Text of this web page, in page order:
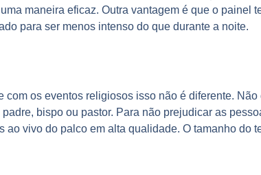
maneira eficaz. Outra vantagem é que o painel
para ser menos intenso do que durante a noite.
com os eventos religiosos isso não é diferente.
bispo ou pastor. Para não prejudicar as
ao vivo do palco em alta qualidade. O tamanho do